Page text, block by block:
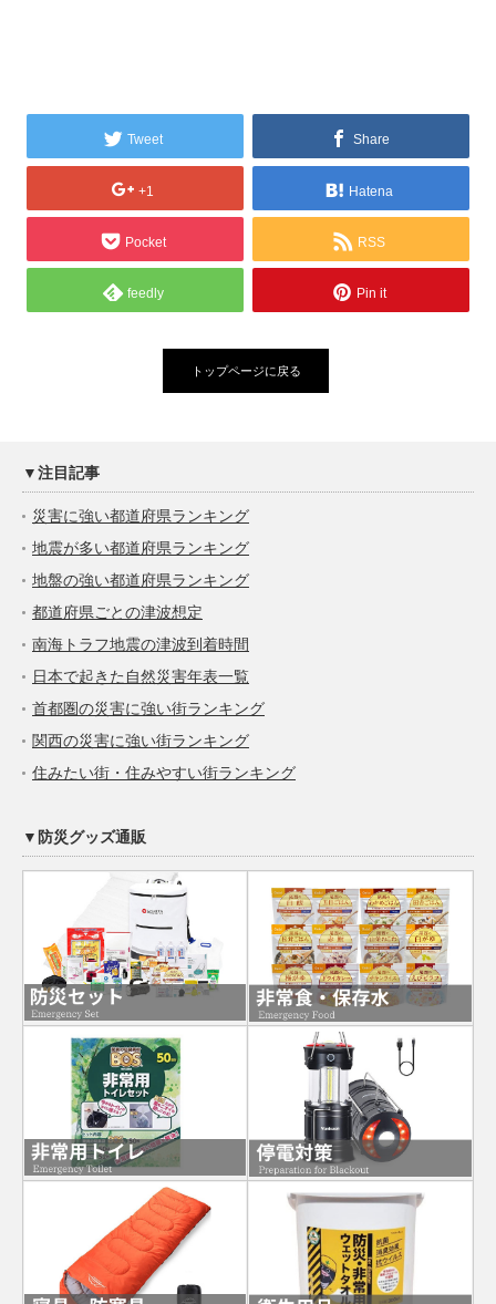
Tweet Share
+1 Hatena
Pocket RSS
feedly Pin it
トップページに戻る
▼注目記事
災害に強い都道府県ランキング
地震が多い都道府県ランキング
地盤の強い都道府県ランキング
都道府県ごとの津波想定
南海トラフ地震の津波到着時間
日本で起きた自然災害年表一覧
首都圏の災害に強い街ランキング
関西の災害に強い街ランキング
住みたい街・住みやすい街ランキング
▼防災グッズ通販